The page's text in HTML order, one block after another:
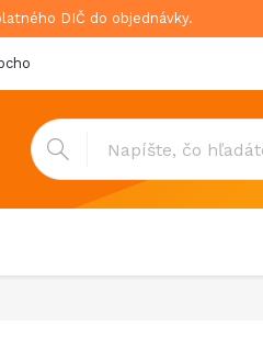
DIČ do objednávky.
podmienky